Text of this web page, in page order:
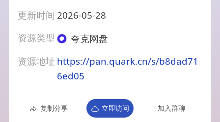
更新时间 2026-05-28
资源类型
夸克网盘
资源地址 https://pan.quark.cn/s/b8dad71
6ed05
复制分享 立即访问 加入群聊